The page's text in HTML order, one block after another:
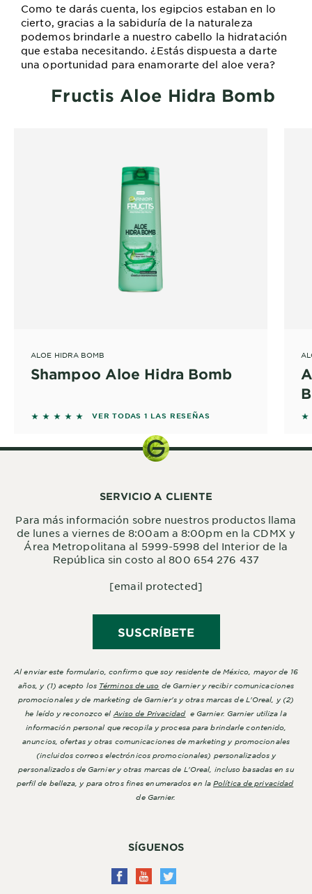
Como te darás cuenta, los egipcios estaban en lo
cierto, gracias a la sabiduría de la naturaleza
podemos brindarle a nuestro cabello la hidratación
que estaba necesitando. ¿Estás dispuesta a darte
una oportunidad para enamorarte del aloe vera?
Fructis Aloe Hidra Bomb
ALOE HIDRA BOMB
Shampoo Aloe Hidra Bomb
5 out of 5 stars based on reviews
VER TODAS 1 LAS RESEÑAS 5
SÍGUENOS
SERVICIO A CLIENTE
Para más información sobre nuestros productos llama
de lunes a viernes de 8:00am a 8:00pm en la CDMX y
Área Metropolitana al 5999-5998 del Interior de la
República sin costo al 800 654 276 437
[email protected]
SUSCRÍBETE
Al enviar este formulario, confirmo que soy residente de México, mayor de 16
años, y (1) acepto los Términos de uso de Garnier y recibir comunicaciones
promocionales y de marketing de Garnier's y otras marcas de L'Oreal, y (2)
he leído y reconozco el Aviso de Privacidade Garnier. Garnier utiliza la
información personal que recopila y procesa para brindarle contenido,
anuncios, ofertas y otras comunicaciones de marketing y promocionales
(incluidos correos electrónicos promocionales) personalizados y
personalizados de Garnier y otras marcas de L'Oreal, incluso basadas en su
perfil de belleza, y para otros fines enumerados en laPolítica de privacidad
de Garnier.